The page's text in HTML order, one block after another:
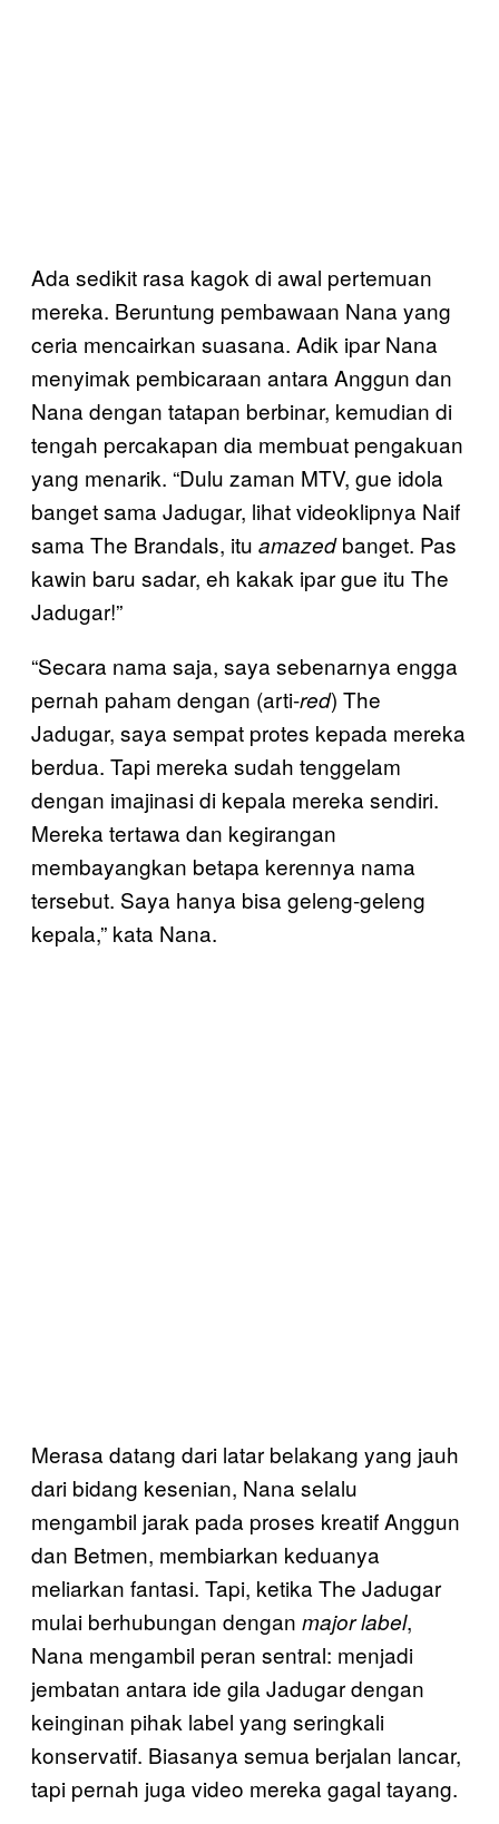
Ada sedikit rasa kagok di awal pertemuan
mereka. Beruntung pembawaan Nana yang
ceria mencairkan suasana. Adik ipar Nana
menyimak pembicaraan antara Anggun dan
Nana dengan tatapan berbinar, kemudian di
tengah percakapan dia membuat pengakuan
yang menarik. “Dulu zaman MTV, gue idola
banget sama Jadugar, lihat videoklipnya Naif
sama The Brandals, itu amazedbanget. Pas
kawin baru sadar, eh kakak ipar gue itu The
Jadugar!”
“Secara nama saja, saya sebenarnya engga
pernah paham dengan (arti-red) The
Jadugar, saya sempat protes kepada mereka
berdua. Tapi mereka sudah tenggelam
dengan imajinasi di kepala mereka sendiri.
Mereka tertawa dan kegirangan
membayangkan betapa kerennya nama
tersebut. Saya hanya bisa geleng-geleng
kepala,” kata Nana.
Merasa datang dari latar belakang yang jauh
dari bidang kesenian, Nana selalu
mengambil jarak pada proses kreatif Anggun
dan Betmen, membiarkan keduanya
meliarkan fantasi. Tapi, ketika The Jadugar
mulai berhubungan dengan major label,
Nana mengambil peran sentral: menjadi
jembatan antara ide gila Jadugar dengan
keinginan pihak label yang seringkali
konservatif. Biasanya semua berjalan lancar,
tapi pernah juga video mereka gagal tayang.